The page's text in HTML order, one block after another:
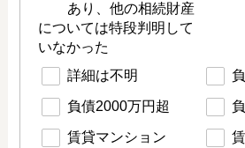
あり、他の相続財産
については特段判明して
いなかった
詳細は不明
負債2000万円超
賃貸マンション